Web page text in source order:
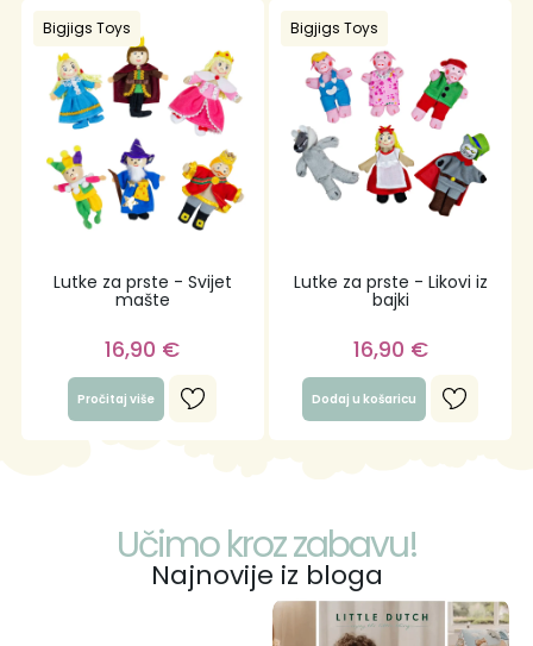
Lutke za prste - Svijet
mašte
Bigjigs Toys
16,90 €
Pročitaj više
Lutke za prste - Likovi iz
bajki
Bigjigs Toys
16,90 €
Dodaj u košaricu
Učimo kroz zabavu!
Najnovije iz bloga